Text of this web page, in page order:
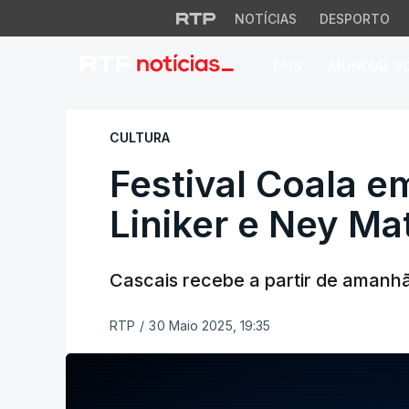
NOTÍCIAS DESPORTO
Festival Coala
CULTURA
Festival Coala
Liniker e Ney
Cascais recebe a partir de
RTP / 30 Maio 2025, 19:35